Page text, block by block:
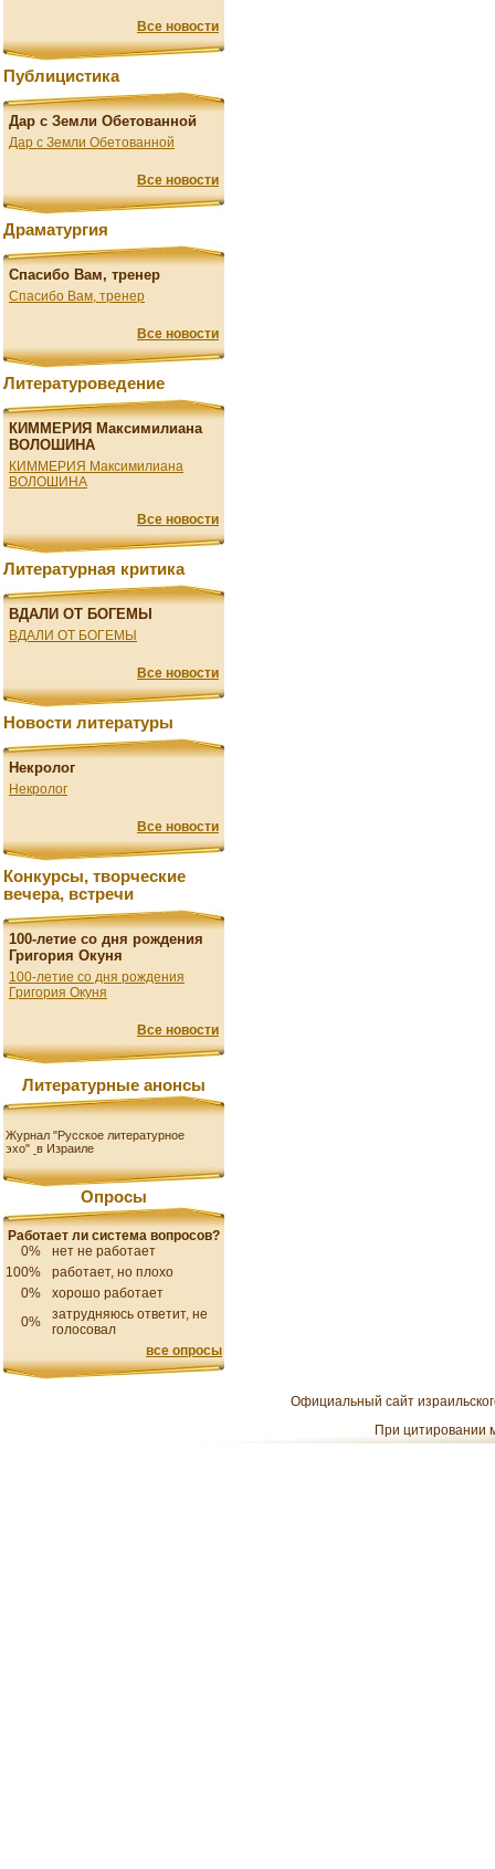
Все новости
Публицистика
Дар с Земли Обетованной
Дар с Земли Обетованной
Все новости
Драматургия
Спасибо Вам, тренер
Спасибо Вам, тренер
Все новости
Литературоведение
КИММЕРИЯ Максимилиана
ВОЛОШИНА
КИММЕРИЯ Максимилиана
ВОЛОШИНА
Все новости
Литературная критика
ВДАЛИ ОТ БОГЕМЫ
ВДАЛИ ОТ БОГЕМЫ
Все новости
Новости литературы
Некролог
Некролог
Все новости
Конкурсы, творческие
вечера, встречи
100-летие со дня рождения
Григория Окуня
100-летие со дня рождения
Григория Окуня
Все новости
Литературные анонсы
Журнал "Русское литературное
эхо" в Израиле
Опросы
Работает ли система вопросов?
0%
нет не работает
100%
работает, но плохо
0%
хорошо работает
0%
затрудняюсь ответит, не
голосовал
все опросы
Официальный сайт
При цитировании